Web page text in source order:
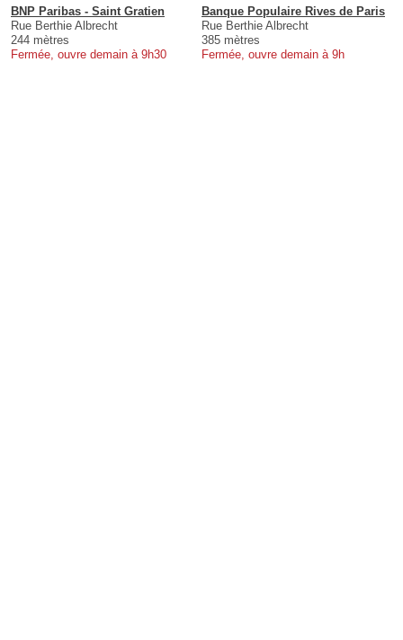
BNP Paribas - Saint Gratien
Rue Berthie Albrecht
244 mètres
Fermée, ouvre demain à 9h30
Banque Populaire Rives de Paris
Rue Berthie Albrecht
385 mètres
Fermée, ouvre demain à 9h